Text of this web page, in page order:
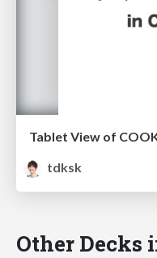
Tablet View of
tdksk
Other Decks